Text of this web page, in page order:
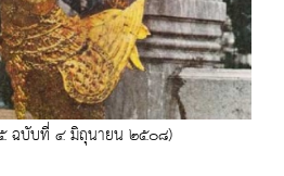
ฉบับที่ ๔ มิถุนายน ๒๕๐๘)